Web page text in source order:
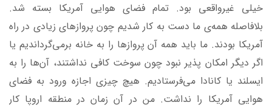
خیلی غیرواقعی بود. تمام فضای هوایی آمریکا بسته شد.
بلافاصله همه‌ی ما دست به کار شدیم چون پروازهای زیادی در راه
آمریکا بودند. ما باید همه آن پروازها را به خانه برمی‌گرداندیم یا
اگر دیگر امکان پذیر نبود چون سوخت کافی نداشتند، آن‌ها را به
ایسلند یا کانادا می‌فرستادیم. هیچ چیزی اجازه ورود به فضای
هوایی آمریکا را نداشت. من در آن زمان در منطقه اروپا کار